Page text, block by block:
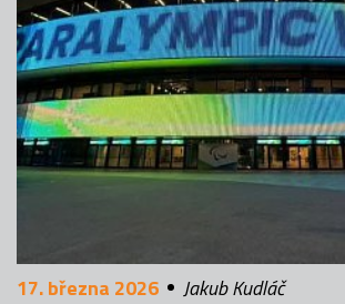
17. března 2026 Jakub Kudláč